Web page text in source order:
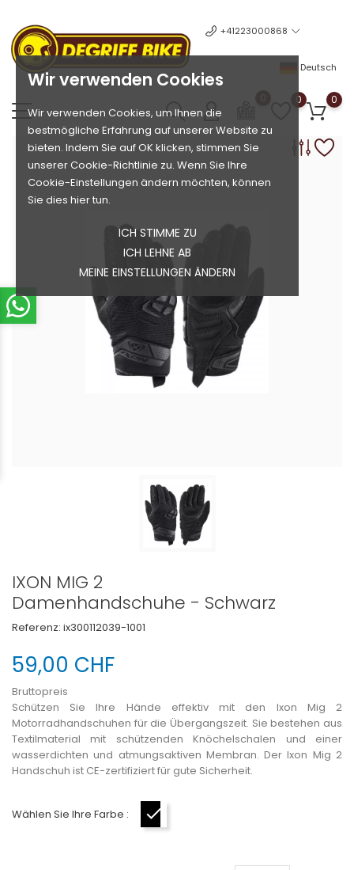
Wir verwenden Cookies
Wir verwenden Cookies, um Ihnen die
bestmögliche Erfahrung auf unserer Website zu
bieten. Indem Sie auf OK klicken, stimmen Sie
unserer Cookie-Richtlinie zu. Wenn Sie Ihre
Cookie-Einstellungen ändern möchten, können
Sie dies hier tun.
ICH STIMME ZU
ICH LEHNE AB
MEINE EINSTELLUNGEN ÄNDERN
+41223000868
Deutsch
0 0
IXON MIG 2
Damenhandschuhe - Schwarz
Referenz: ix300112039-1001
59,00 CHF
Bruttopreis
Schützen Sie Ihre Hände effektiv mit den Ixon Mig 2
Motorradhandschuhen für die Übergangszeit. Sie bestehen aus
Textilmaterial mit schützenden Knöchelschalen und einer
wasserdichten und atmungsaktiven Membran. Der Ixon Mig 2
Handschuh ist CE-zertifiziert für gute Sicherheit.
Wählen Sie Ihre Farbe :